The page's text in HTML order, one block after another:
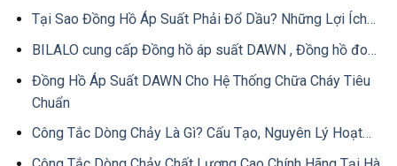
Tại Sao Đồng Hồ Áp Suất Phải Đổ Dầu? Những Lợi Ích…
BILALO cung cấp Đồng hồ áp suất DAWN , Đồng hồ đo…
Đồng Hồ Áp Suất DAWN Cho Hệ Thống Chữa Cháy Tiêu
Chuẩn
Công Tắc Dòng Chảy Là Gì? Cấu Tạo, Nguyên Lý Hoạt…